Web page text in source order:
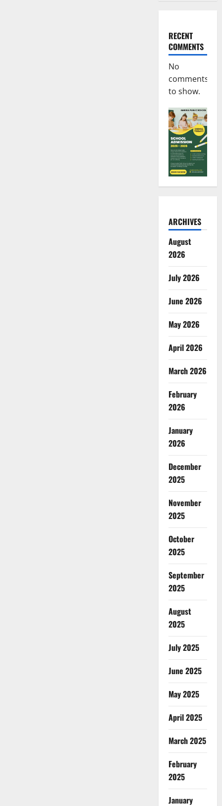
RECENT
COMMENTS
No
comments
to show.
ARCHIVES
August
2026
July 2026
June 2026
May 2026
April 2026
March 2026
February
2026
January
2026
December
2025
November
2025
October
2025
September
2025
August
2025
July 2025
June 2025
May 2025
April 2025
March 2025
February
2025
January